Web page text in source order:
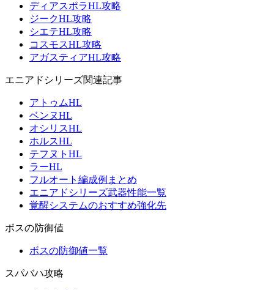
ディアスポラHL攻略
ジークHL攻略
シエテHL攻略
コスモスHL攻略
アガスティアHL攻略
エニアドシリーズ関連記事
アトゥムHL
ベンヌHL
オシリスHL
ホルスHL
テフヌトHL
ラーHL
フルオート編成例まとめ
エニアドシリーズ武器性能一覧
覚醒システムのおすすめ強化先
ボスの防御値
ボスの防御値一覧
スパバハ攻略